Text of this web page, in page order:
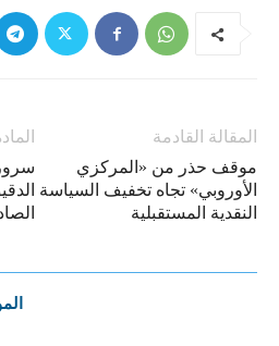
المقالة القادمة
موقف حذر من «المركزي
الأوروبي» تجاه تخفيف السياسة
النقدية المستقبلية